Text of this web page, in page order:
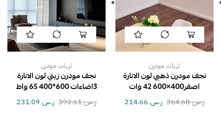
ثريات مودرن
نجف مودرن ذهبي لون الانارة
اصفر400×600 42 وات
ر.س364.68 ر.س
ثريات مودرن
نجف مودرن زيتي لون الانارة
3اضاءات 600*400 65 واط
ر.س392.61 ر.س